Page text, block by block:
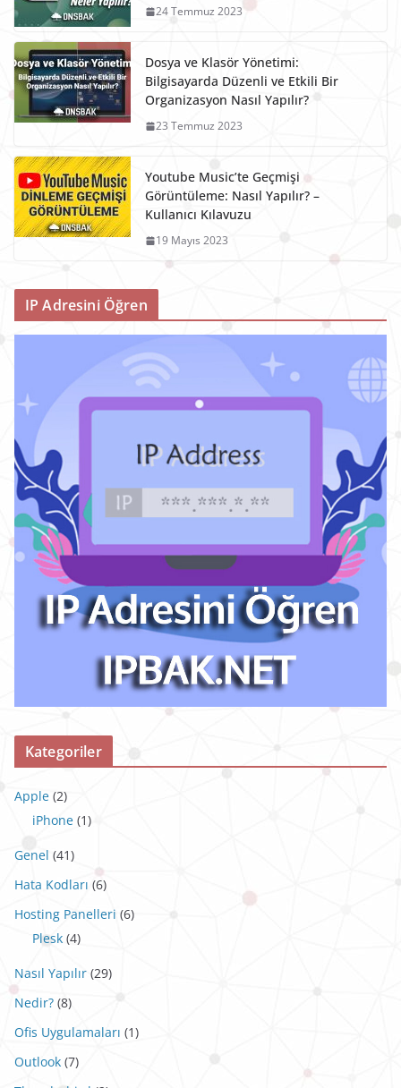
24 Temmuz 2023
Dosya ve Klasör Yönetimi:
Bilgisayarda Düzenli ve Etkili Bir
Organizasyon Nasıl Yapılır?
23 Temmuz 2023
Youtube Music’te Geçmişi
Görüntüleme: Nasıl Yapılır? –
Kullanıcı Kılavuzu
19 Mayıs 2023
IP Adresini Öğren
Kategoriler
Apple (2)
iPhone (1)
Genel (41)
Hata Kodları (6)
Hosting Panelleri (6)
Plesk (4)
Nasıl Yapılır (29)
Nedir? (8)
Ofis Uygulamaları (1)
Outlook (7)